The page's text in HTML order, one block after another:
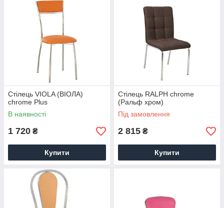
Стілець VIOLA (ВІОЛА)
chrome Plus
В наявності
1 720 ₴
Купити
Стілець RALPH chrome
(Ральф хром)
Під замовлення
2 815 ₴
Купити